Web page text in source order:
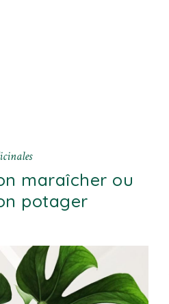
maraîcher ou
potager